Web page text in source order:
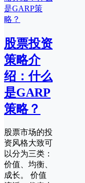
股票投资
策略介
绍：什么
是GARP
策略？
股票市场的投
资风格大致可
以分为三类：
价值、均衡、
成长。 价值